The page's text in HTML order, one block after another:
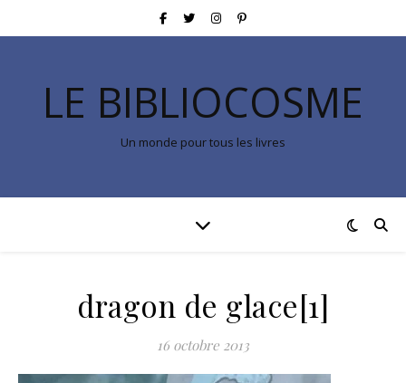
LE BIBLIOCOSME
Un monde pour tous les livres
dragon de glace[1]
16 octobre 2013